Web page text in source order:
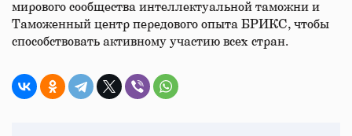
мирового сообщества интеллектуальной таможни и
Таможенный центр передового опыта БРИКС, чтобы
способствовать активному участию всех стран.